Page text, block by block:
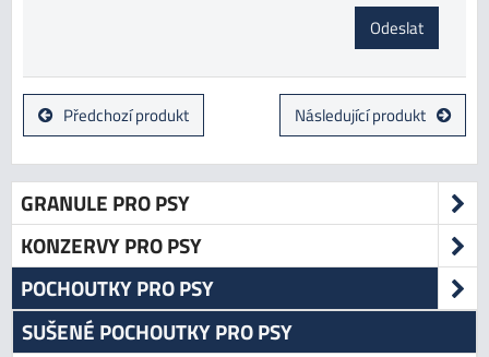
Odeslat
Předchozí produkt Následující produkt
GRANULE PRO PSY
KONZERVY PRO PSY
POCHOUTKY PRO PSY
SUŠENÉ POCHOUTKY PRO PSY